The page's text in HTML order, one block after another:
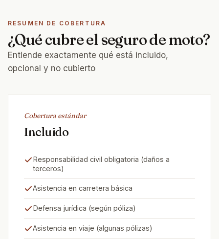
RESUMEN DE COBERTURA
¿Qué cubre el seguro de moto?
Entiende exactamente qué está incluido,
opcional y no cubierto
Cobertura estándar
Incluido
Responsabilidad civil obligatoria (daños a
terceros)
Asistencia en carretera básica
Defensa jurídica (según póliza)
Asistencia en viaje (algunas pólizas)